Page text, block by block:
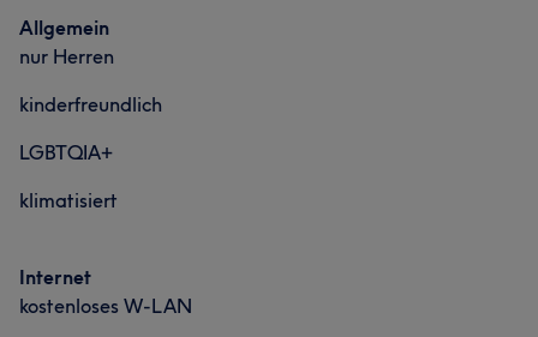
Allgemein
nur Herren
kinderfreundlich
LGBTQIA+
klimatisiert
Internet
kostenloses W-LAN